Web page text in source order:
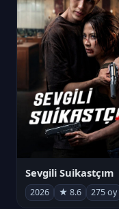
Sevgili Suikastçım
2026 ★ 8.6 275 oy